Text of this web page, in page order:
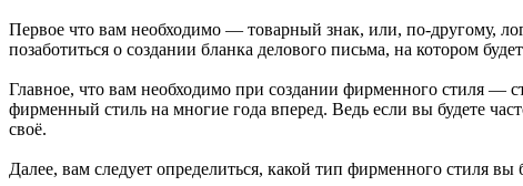
Первое что вам необходимо — товарный знак, или, по-другому,
позаботиться о создании бланка делового письма, на котором
Главное, что вам необходимо при создании фирменного стиля —
фирменный стиль на многие года вперед. Ведь если вы будете
своё.
Далее, вам следует определиться, какой тип фирменного стиля вы